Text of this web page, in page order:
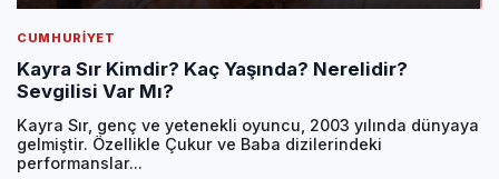
CUMHURIYET
Kayra Sır Kimdir? Kaç Yaşında? Nerelidir?
Sevgilisi Var Mı?
Kayra Sır, genç ve yetenekli oyuncu, 2003 yılında dünyaya
gelmiştir. Özellikle Çukur ve Baba dizilerindeki
performanslar...